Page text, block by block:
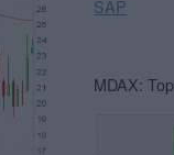
SAP
MDAX: